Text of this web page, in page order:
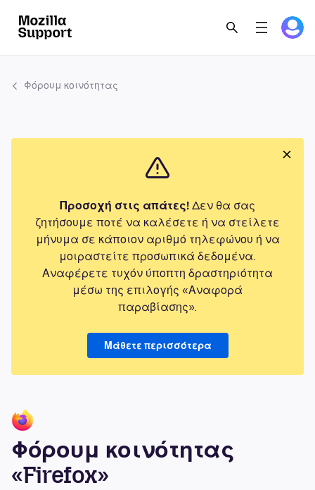
Φόρουμ κοινότητας
Προσοχή στις απάτες! Δεν θα σας
ζητήσουμε ποτέ να καλέσετε ή να στείλετε
μήνυμα σε κάποιον αριθμό τηλεφώνου ή να
μοιραστείτε προσωπικά δεδομένα.
Αναφέρετε τυχόν ύποπτη δραστηριότητα
μέσω της επιλογής «Αναφορά
παραβίασης».
Μάθετε περισσότερα
Φόρουμ κοινότητας
«Firefox»